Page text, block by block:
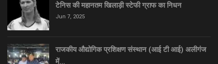
टेनिस की महानतम खिलाड़ी स्टेफी ग्राफ का निधन
Jun 7, 2025
राजकीय औद्योगिक प्रशिक्षण संस्थान (आई टी आई) अलीगंज
में…